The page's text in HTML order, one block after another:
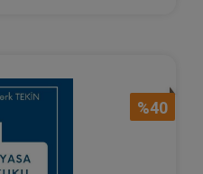
%40